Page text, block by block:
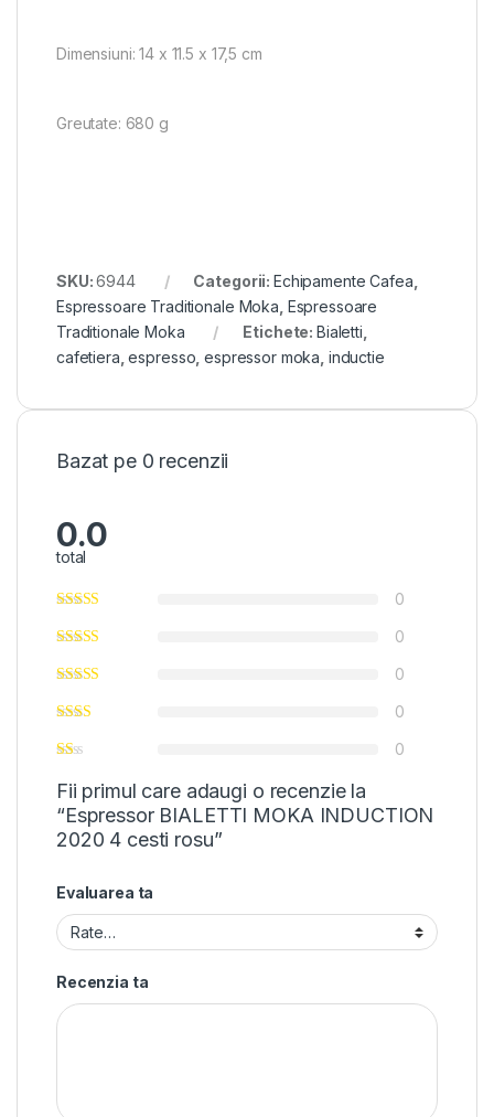
Dimensiuni: 14 x 11.5 x 17,5 cm
Greutate: 680 g
SKU:6944 Categorii: Echipamente Cafea
Espressoare Traditionale Moka Espressoare
Traditionale Moka
Etichete: Bialetti
cafetiera ,espresso ,espressor moka inductie
Bazat pe 0 recenzii
0.0
total
0
0
0
0
0
Fii primul care adaugi o recenzie la
“Espressor BIALETTI MOKA INDUCTION
2020 4 cesti rosu”
Evaluarea ta
Recenzia ta